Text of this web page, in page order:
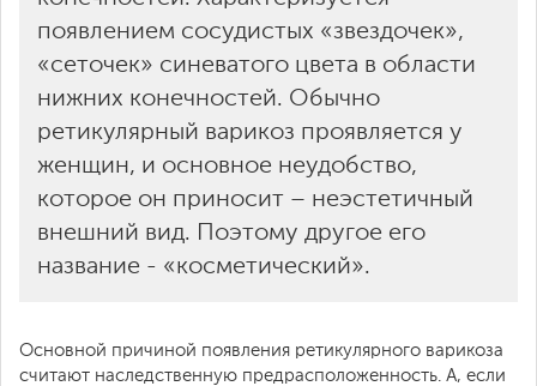
появлением сосудистых «звездочек»,
«сеточек» синеватого цвета в области
нижних конечностей. Обычно
ретикулярный варикоз проявляется у
женщин, и основное неудобство,
которое он приносит – неэстетичный
внешний вид. Поэтому другое его
название - «косметический».
Основной причиной появления ретикулярного варикоза
считают наследственную предрасположенность. А, если